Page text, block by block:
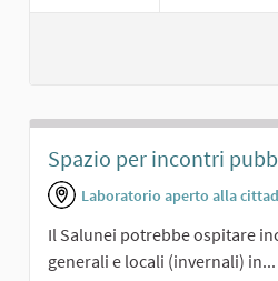
Spazio per incontri
Laboratorio aperto alla
Il Salunei potrebbe ospitare
generali e locali (invernali) in...